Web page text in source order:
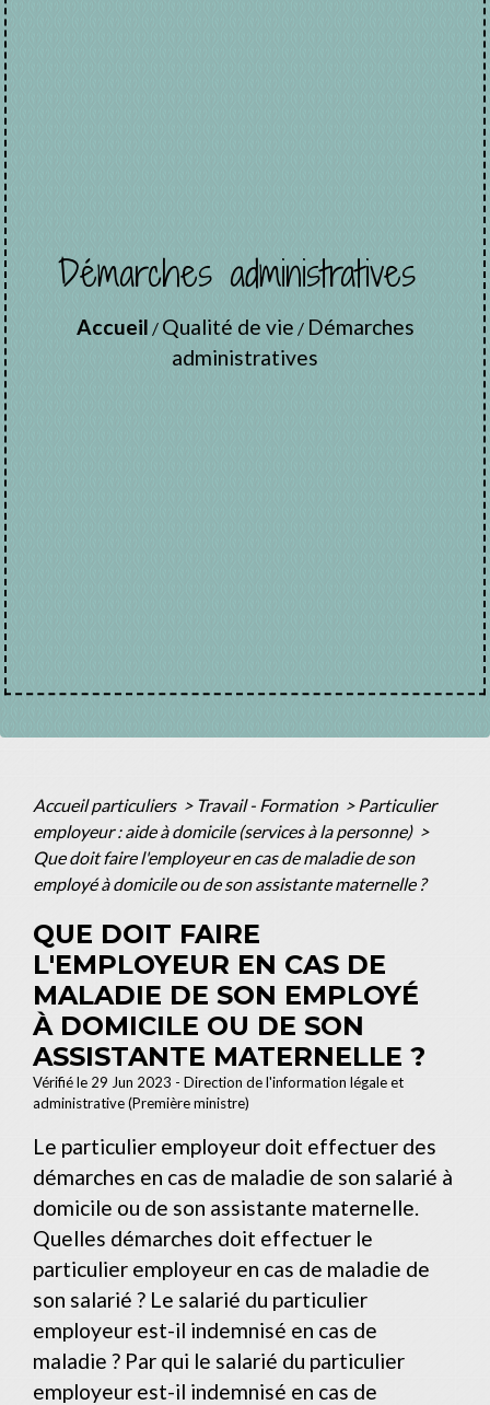
Démarches administratives
Accueil / Qualité de vie / Démarches
administratives
Accueil particuliers > Travail - Formation > Particulier
employeur : aide à domicile (services à la personne) >
Que doit faire l'employeur en cas de maladie de son
employé à domicile ou de son assistante maternelle ?
QUE DOIT FAIRE
L'EMPLOYEUR EN CAS DE
MALADIE DE SON EMPLOYÉ
À DOMICILE OU DE SON
ASSISTANTE MATERNELLE ?
Vérifié le 29 Jun 2023 - Direction de l'information légale et
administrative (Première ministre)
Le particulier employeur doit effectuer des
démarches en cas de maladie de son salarié à
domicile ou de son assistante maternelle.
Quelles démarches doit effectuer le
particulier employeur en cas de maladie de
son salarié ? Le salarié du particulier
employeur est-il indemnisé en cas de
maladie ? Par qui le salarié du particulier
employeur est-il indemnisé en cas de